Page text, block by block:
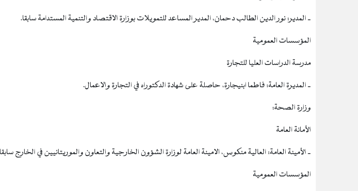
‐ المدير: نور الدين الطالب دحمان، المدير المساعد للتمويلات بوزارة الاقتصاد والتنمية المستدامة سابقا.
المؤسسات العمومية
مدرسة الدراسات العليا للتجارة
‐ المديرة العامة: فاطما ابنيجارة، حاصلة على شهادة الدكتوراه في التجارة والاعمال.
وزارة الصحة:
الأمانة العامة
‐ الأمينة العامة: العالية منكوس، الامينة العامة لوزارة الشؤون الخارجية والتعاون والموريتانيين في الخارج
المؤسسات العمومية